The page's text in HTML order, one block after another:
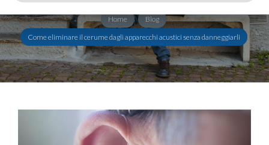
Home
Blog
Come eliminare il cerume dagli apparecchi acustici senza danneggiarli